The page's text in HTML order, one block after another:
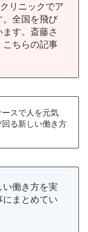
リニックでア
。全国を飛び
す。斎藤さ
こちらの記事
スで人を元気
る新しい働き方
働き方を実
まとめてい